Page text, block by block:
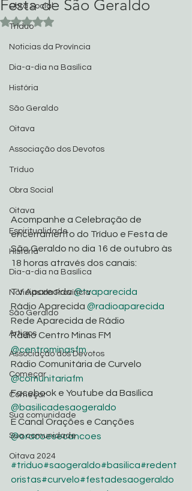
Obra Social
Tríduo
Noticias da Província
Dia-a-dia na Basílica
História
São Geraldo
Oitava
Associação dos Devotos
Tríduo
Obra Social
Oitava
Espiritualidade
História
Dia-a-dia na Basílica
Noticias da Província
São Geraldo
Artigos
Associação dos Devotos
Começar
Começar
Sua comunidade
Sua comunidade
Oitava 2024
Festa de São Geraldo
Avaliado com NaN de 5 estrelas.
Acompanhe a Celebração de
encerramento do Tríduo e Festa de
São Geraldo no dia 16 de outubro às
18 horas através dos canais:
TV Aparecida @tvaparecida
Rádio Aparecida @radioaparecida
Rede Aparecida de Rádio
Rádio Centro Minas FM
@centrominasfm
Rádio Comunitária de Curvelo
@comunitariafm
Facebook e Youtube da Basílica
@basilicadesaogeraldo
E Canal Orações e Canções
@oracoesecancoes
#triduo#saogeraldo#basilica#redent
oristas#curvelo#festadesaogeraldo